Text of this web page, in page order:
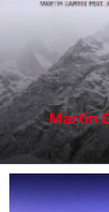
Martin